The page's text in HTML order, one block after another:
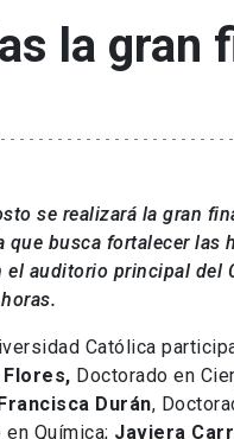
la gran
se realizará la gran
busca fortalecer
el auditorio principal
Católica
Doctorado en
Francisca Durán,
Química; Javiera